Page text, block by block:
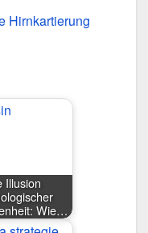
Hirnkartierung
Illusion
Wie…